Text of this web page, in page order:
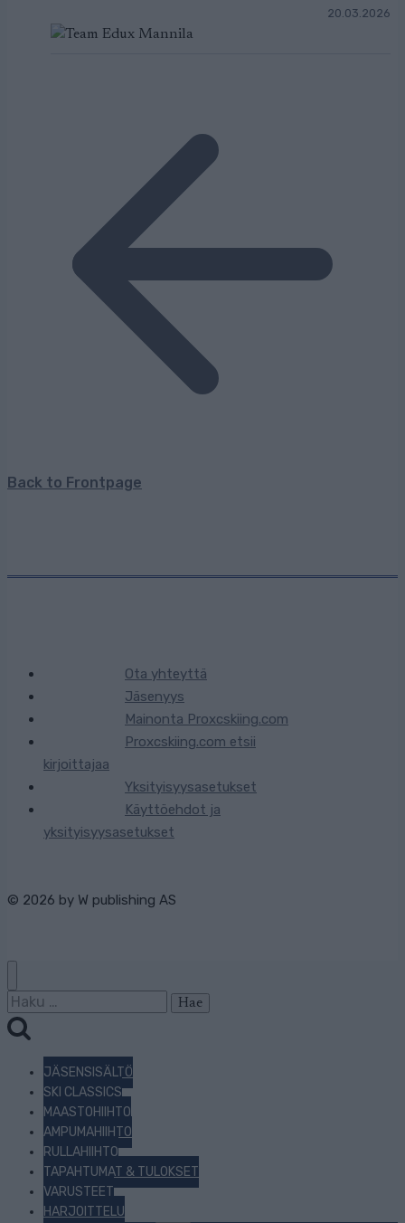
20.03.2026
Back to Frontpage
Ota yhteyttä
Jäsenyys
Mainonta Proxcskiing.com
Proxcskiing.com etsii
kirjoittajaa
Yksityisyysasetukset
Käyttöehdot ja
yksityisyysasetukset
© 2026 by W publishing AS
Haku:
JÄSENSISÄLTÖ
SKI CLASSICS
MAASTOHIIHTO
AMPUMAHIIHTO
RULLAHIIHTO
TAPAHTUMAT & TULOKSET
VARUSTEET
HARJOITTELU